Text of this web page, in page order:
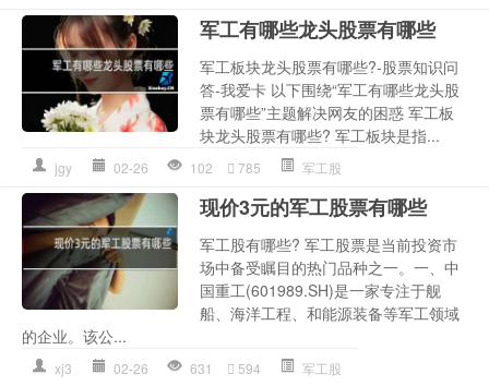
军工有哪些龙头股票有哪些
军工板块龙头股票有哪些?-股票知识问
答-我爱卡 以下围绕“军工有哪些龙头股
票有哪些”主题解决网友的困惑 军工板
块龙头股票有哪些? 军工板块是指...
jgy 02-26 102 785 军工股
现价3元的军工股票有哪些
军工股有哪些? 军工股票是当前投资市
场中备受瞩目的热门品种之一。一、中
国重工(601989.SH)是一家专注于舰
船、海洋工程、和能源装备等军工领域
的企业。该公...
xj3 02-26 631 594 军工股